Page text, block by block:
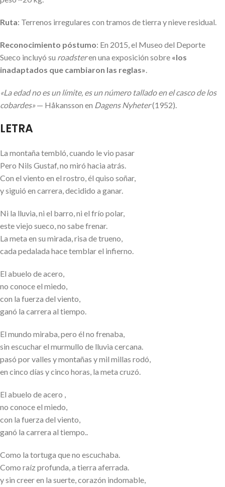
Ruta: Terrenos irregulares con tramos de tierra y nieve residual.
Reconocimiento póstumo: En 2015, el Museo del Deporte
Sueco incluyó su roadsteren una exposición sobre «los
inadaptados que cambiaron las reglas».
«La edad no es un límite, es un número tallado en el casco de los
cobardes»— Håkansson en Dagens Nyheter(1952).
LETRA
La montaña tembló, cuando le vio pasar
Pero Nils Gustaf, no miró hacia atrás.
Con el viento en el rostro, él quiso soñar,
y siguió en carrera, decidido a ganar.
Ni la lluvia, ni el barro, ni el frío polar,
este viejo sueco, no sabe frenar.
La meta en su mirada, risa de trueno,
cada pedalada hace temblar el infierno.
El abuelo de acero,
no conoce el miedo,
con la fuerza del viento,
ganó la carrera al tiempo.
El mundo miraba, pero él no frenaba,
sin escuchar el murmullo de lluvia cercana.
pasó por valles y montañas y mil millas rodó,
en cinco días y cinco horas, la meta cruzó.
El abuelo de acero ,
no conoce el miedo,
con la fuerza del viento,
ganó la carrera al tiempo..
Como la tortuga que no escuchaba.
Como raíz profunda, a tierra aferrada.
y sin creer en la suerte, corazón indomable,